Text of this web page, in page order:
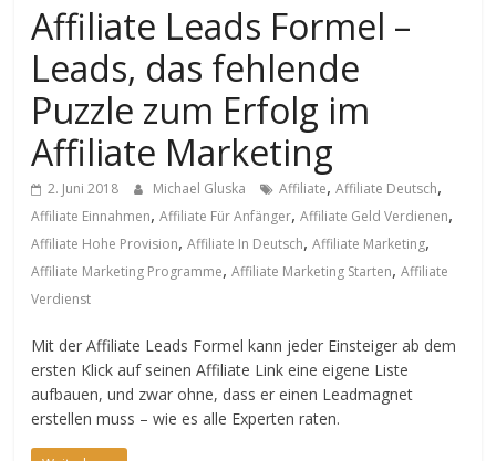
Affiliate Leads Formel –
Leads, das fehlende
Puzzle zum Erfolg im
Affiliate Marketing
2. Juni 2018 Michael Gluska Affiliate,Affiliate Deutsch,
Affiliate Einnahmen,Affiliate Für Anfänger,Affiliate Geld Verdienen,
Affiliate Hohe Provision,Affiliate In Deutsch,Affiliate Marketing,
Affiliate Marketing Programme,Affiliate Marketing Starten,Affiliate
Verdienst
Mit der Affiliate Leads Formel kann jeder Einsteiger ab dem
ersten Klick auf seinen Affiliate Link eine eigene Liste
aufbauen, und zwar ohne, dass er einen Leadmagnet
erstellen muss – wie es alle Experten raten.